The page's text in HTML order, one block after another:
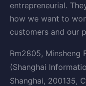
entrepreneurial.
how we want to
customers and our
Rm2805, Minsheng
(Shanghai
Shanghai, 200135,